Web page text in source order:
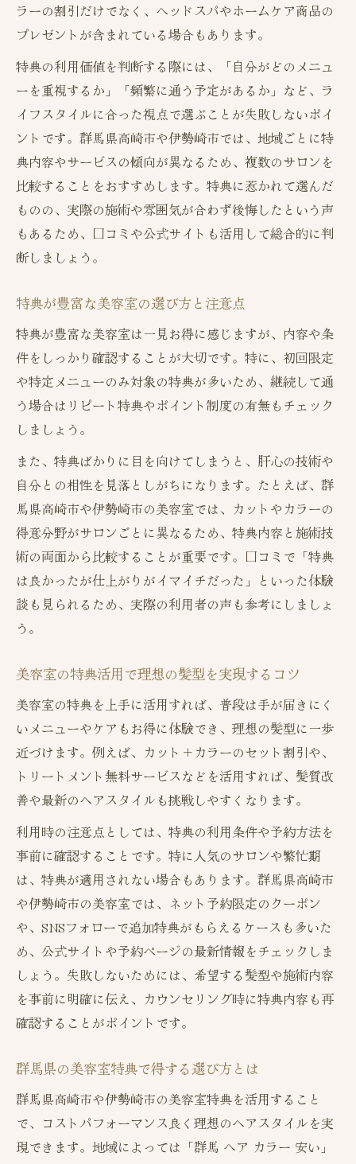
美容室特典で群馬のカラー料金を比較する
コツ
自分に合う美容室を見つける秘訣とは
美容室選びで重視したい特典と技術力の関
係
髪質や年齢に合わせた美容室の選び方ガイ
ド
美容室の特典内容で施術満足度が変わる理
由
自分に合う美容室を見極めるための特典活
用術
口コミと特典を活かした美容室探索のコツ
伊勢崎や高崎の美容室特典を最大限活用す
美容室の特典でお得に施術を受けるポイン
ト
特典重視で選ぶ伊勢崎・高崎の美容室の特
徴
美容室特典で費用を抑えながら理想の髪型
に
お得な美容室選びで満足度を高める秘訣
ヘアカラーやストロークに強い美容室比較
美容室特典でヘアカラー得意サロンを比較
コツ
ヘアカラー特典が充実した美容室の見つけ
方
ストローク技術と美容室特典の上手な活用
法
美容室特典で自分好みのカラーを実現する
方法
通いやすさ重視の美容室特典活用術
美容室特典と通いやすさを両立させる秘訣
通いやすい美容室特典の選び方と注意点
美容室特典で快適な通い方を実現する方法
特典を重視した通いやすいサロン選びの基
準
アクセスと美容室特典を両立するサロン選
ラーの割引だけでなく、ヘッドスパやホームケア商品の
プレゼントが含まれている場合もあります。
特典の利用価値を判断する際には、「自分がどのメニュ
ーを重視するか」「頻繁に通う予定があるか」など、ラ
イフスタイルに合った視点で選ぶことが失敗しないポイ
ントです。群馬県高崎市や伊勢崎市では、地域ごとに特
典内容やサービスの傾向が異なるため、複数のサロンを
比較することをおすすめします。特典に惹かれて選んだ
ものの、実際の施術や雰囲気が合わず後悔したという声
もあるため、口コミや公式サイトも活用して総合的に判
断しましょう。
特典が豊富な美容室の選び方と注意点
特典が豊富な美容室は一見お得に感じますが、内容や条
件をしっかり確認することが大切です。特に、初回限定
や特定メニューのみ対象の特典が多いため、継続して通
う場合はリピート特典やポイント制度の有無もチェック
しましょう。
また、特典ばかりに目を向けてしまうと、肝心の技術や
自分との相性を見落としがちになります。たとえば、群
馬県高崎市や伊勢崎市の美容室では、カットやカラーの
得意分野がサロンごとに異なるため、特典内容と施術技
術の両面から比較することが重要です。口コミで「特典
は良かったが仕上がりがイマイチだった」といった体験
談も見られるため、実際の利用者の声も参考にしましょ
う。
美容室の特典活用で理想の髪型を実現するコツ
美容室の特典を上手に活用すれば、普段は手が届きにく
いメニューやケアもお得に体験でき、理想の髪型に一歩
近づけます。例えば、カット＋カラーのセット割引や、
トリートメント無料サービスなどを活用すれば、髪質改
善や最新のヘアスタイルも挑戦しやすくなります。
利用時の注意点としては、特典の利用条件や予約方法を
事前に確認することです。特に人気のサロンや繁忙期
は、特典が適用されない場合もあります。群馬県高崎市
や伊勢崎市の美容室では、ネット予約限定のクーポン
や、SNSフォローで追加特典がもらえるケースも多いた
め、公式サイトや予約ページの最新情報をチェックしま
しょう。失敗しないためには、希望する髪型や施術内容
を事前に明確に伝え、カウンセリング時に特典内容も再
確認することがポイントです。
群馬県の美容室特典で得する選び方とは
群馬県高崎市や伊勢崎市の美容室特典を活用すること
で、コストパフォーマンス良く理想のヘアスタイルを実
現できます。地域によっては「群馬 ヘア カラー 安い」